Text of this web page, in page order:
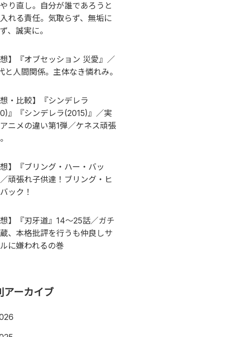
り直し。自分が誰であろうと
れる責任。気取らず、無垢に
、誠実に。
】『オブセッション 災愛』／
と人間関係。主体なき憐れみ。
・比較】『シンデレラ
』『シンデレラ(2015)』／実
ニメの違い第1弾／ケネス頑張
】『ブリング・ハー・バッ
頑張れ子供達！ブリング・ヒ
ック！
】『刃牙道』14〜25話／ガチ
、本格批評を行うも仲良しサ
に嫌われるの巻
アーカイブ